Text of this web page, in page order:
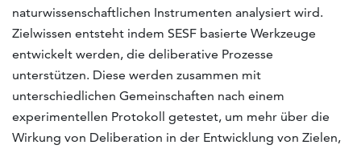
naturwissenschaftlichen Instrumenten analysiert wird.
Zielwissen entsteht indem SESF basierte Werkzeuge
entwickelt werden, die deliberative Prozesse
unterstützen. Diese werden zusammen mit
unterschiedlichen Gemeinschaften nach einem
experimentellen Protokoll getestet, um mehr über die
Wirkung von Deliberation in der Entwicklung von Zielen,